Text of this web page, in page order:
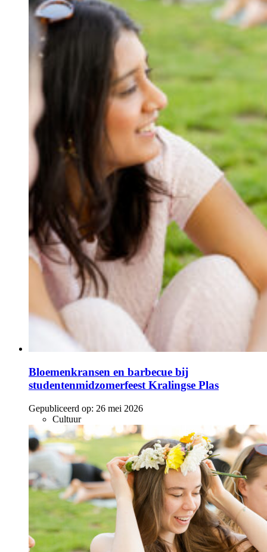
Bloemenkransen en barbecue bij
studentenmidzomerfeest Kralingse Plas
Gepubliceerd op: 26 mei 2026
Cultuur